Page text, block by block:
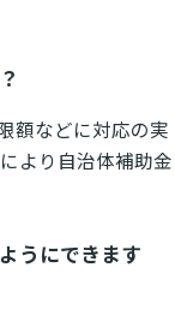
額などに対応の実
より自治体補助金
うにできます